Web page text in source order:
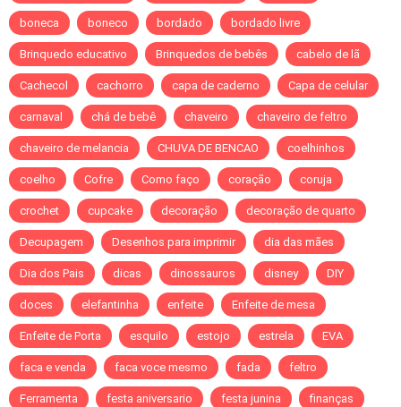
boneca boneco bordado bordado livre
Brinquedo educativo Brinquedos de bebês cabelo de lã
Cachecol cachorro capa de caderno Capa de celular
carnaval chá de bebê chaveiro chaveiro de feltro
chaveiro de melancia CHUVA DE BENCAO coelhinhos
coelho Cofre Como faço coração coruja
crochet cupcake decoração decoração de quarto
Decupagem Desenhos para imprimir dia das mães
Dia dos Pais dicas dinossauros disney DIY
doces elefantinha enfeite Enfeite de mesa
Enfeite de Porta esquilo estojo estrela EVA
faca e venda faca voce mesmo fada feltro
Ferramenta festa aniversario festa junina finanças